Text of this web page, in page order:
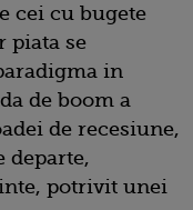
cei cu bugete
piata se
in
de boom a
de recesiune,
departe,
potrivit unei